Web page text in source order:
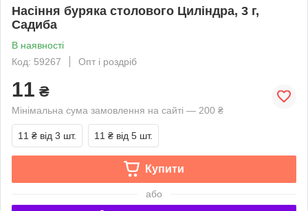
Насіння буряка столового Циліндра, 3 г,
Садиба
В наявності
Код: 59267
Опт і роздріб
11 ₴
Мінімальна сума замовлення на сайті — 200 ₴
11 ₴ від 3 шт. 11 ₴ від 5 шт.
Купити
або